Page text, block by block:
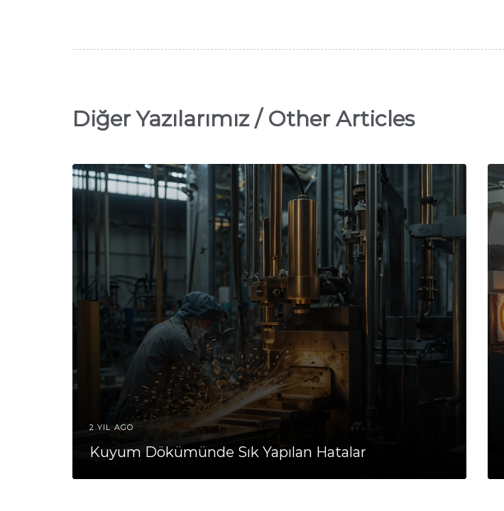
Diğer Yazılarımız / Other Articles
2 YIL AGO
Kuyum Dökümünde Sık Yapılan Hatalar